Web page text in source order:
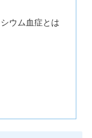
ウム血症とは